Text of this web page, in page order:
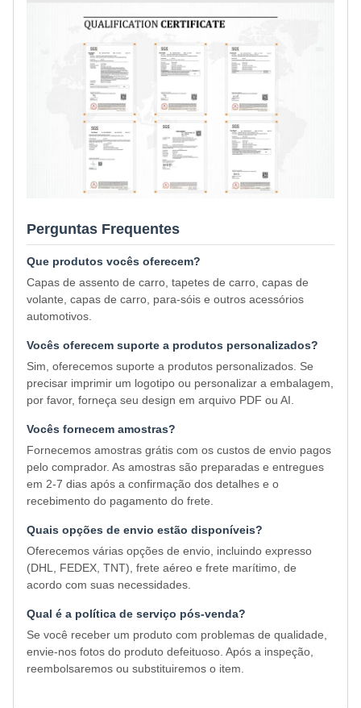
Perguntas Frequentes
Que produtos vocês oferecem?
Capas de assento de carro, tapetes de carro, capas de
volante, capas de carro, para-sóis e outros acessórios
automotivos.
Vocês oferecem suporte a produtos personalizados?
Sim, oferecemos suporte a produtos personalizados. Se
precisar imprimir um logotipo ou personalizar a embalagem,
por favor, forneça seu design em arquivo PDF ou AI.
Vocês fornecem amostras?
Fornecemos amostras grátis com os custos de envio pagos
pelo comprador. As amostras são preparadas e entregues
em 2-7 dias após a confirmação dos detalhes e o
recebimento do pagamento do frete.
Quais opções de envio estão disponíveis?
Oferecemos várias opções de envio, incluindo expresso
(DHL, FEDEX, TNT), frete aéreo e frete marítimo, de
acordo com suas necessidades.
Qual é a política de serviço pós-venda?
Se você receber um produto com problemas de qualidade,
envie-nos fotos do produto defeituoso. Após a inspeção,
reembolsaremos ou substituiremos o item.